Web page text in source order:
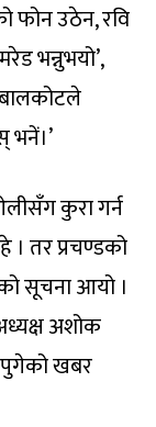
फोन उठेन, रवि
भन्नुभयो’,
भनें।’
कुरा गर्न
। तर प्रचण्डको
सूचना आयो ।
अशोक
पुगेको खबर